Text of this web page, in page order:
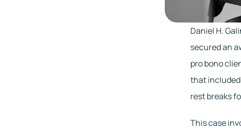
Daniel H.
secured an
pro bono
that
rest breaks
This case